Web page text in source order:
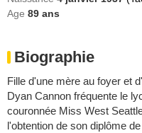
Age 89 ans
Biographie
Fille d'une mère au foyer et
Dyan Cannon fréquente le
couronnée Miss West
l'obtention de son diplôme